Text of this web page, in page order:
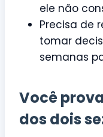
ele não
Precisa de
tomar
semanas
Você
dos dois